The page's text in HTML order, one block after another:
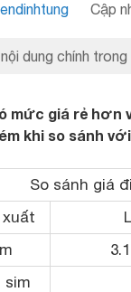
Cập
dung chính trong
mức giá rẻ hơn
khi so sánh
So sánh giá
xuất
sim